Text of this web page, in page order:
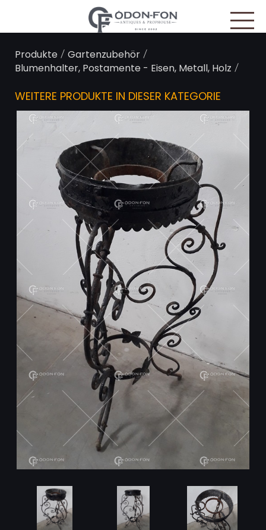
Produkte/Gartenzubehör/
Blumenhalter, Postamente - Eisen, Metall, Holz /
WEITERE PRODUKTE IN DIESER KATEGORIE